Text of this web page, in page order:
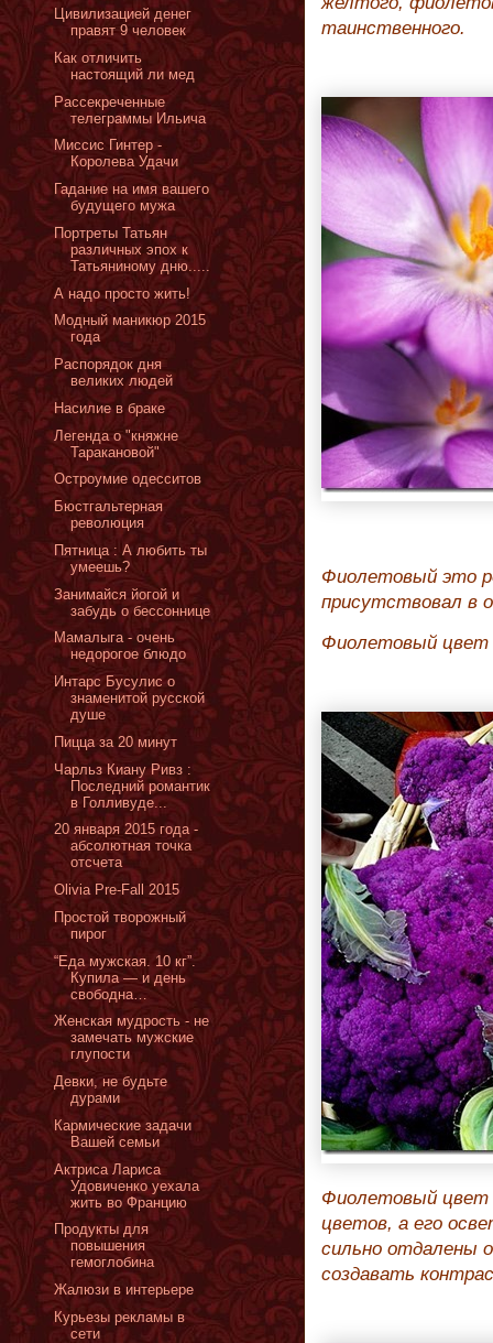
таинственного.
Фиолетовый это
присутствовал в
Фиолетовый цвет
Фиолетовый цвет
цветов, а его
сильно отдалены
создавать
Цивилизацией денег
правят 9 человек
Как отличить
настоящий ли мед
Рассекреченные
телеграммы Ильича
Миссис Гинтер -
Королева Удачи
Гадание на имя вашего
будущего мужа
Портреты Татьян
различных эпох к
Татьяниному дню.....
А надо просто жить!
Модный маникюр 2015
года
Распорядок дня
великих людей
Насилие в браке
Легенда о "княжне
Таракановой"
Остроумие одесситов
Бюстгальтерная
революция
Пятница : А любить ты
умеешь?
Занимайся йогой и
забудь о бессоннице
Мамалыга - очень
недорогое блюдо
Интарс Бусулис о
знаменитой русской
душе
Пицца за 20 минут
Чарльз Киану Ривз :
Последний романтик
в Голливуде...
20 января 2015 года -
абсолютная точка
отсчета
Olivia Pre-Fall 2015
Простой творожный
пирог
“Еда мужская. 10 кг”.
Купила — и день
свободна…
Женская мудрость - не
замечать мужские
глупости
Девки, не будьте
дурами
Кармические задачи
Вашей семьи
Актриса Лариса
Удовиченко уехала
жить во Францию
Продукты для
повышения
гемоглобина
Жалюзи в интерьере
Курьезы рекламы в
сети